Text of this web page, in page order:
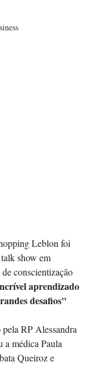
Leblon foi
show em
conscientização
aprendizado
desafios"
RP Alessandra
a médica Paula
Queiroz e